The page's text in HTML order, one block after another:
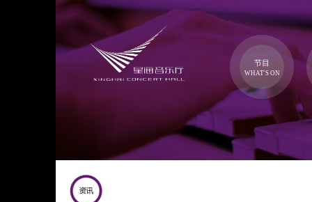
节目
WHAT'S ON